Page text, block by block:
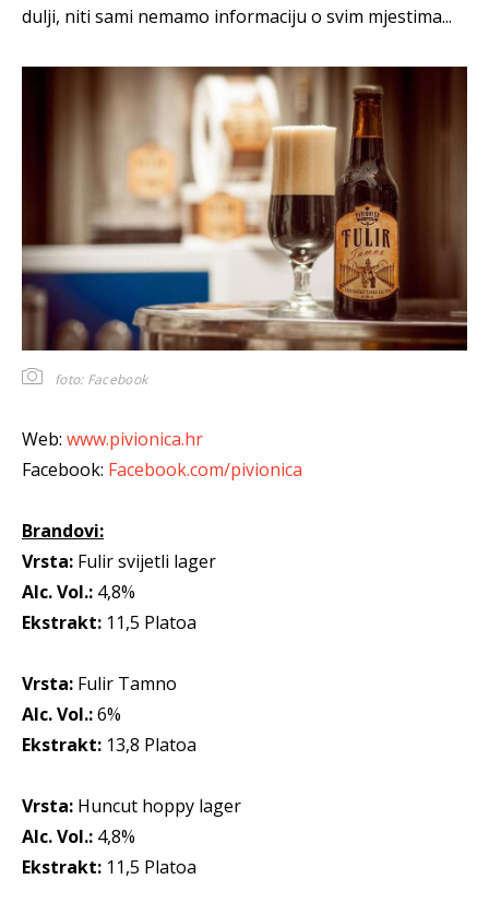
dulji, niti sami nemamo informaciju o svim mjestima...
foto: Facebook
Web: www.pivionica.hr
Facebook: Facebook.com/pivionica
Brandovi:
Vrsta: Fulir svijetli lager
Alc. Vol.: 4,8%
Ekstrakt: 11,5 Platoa
Vrsta: Fulir Tamno
Alc. Vol.:6%
Ekstrakt: 13,8 Platoa
Vrsta: Huncut hoppy lager
Alc. Vol.: 4,8%
Ekstrakt: 11,5 Platoa